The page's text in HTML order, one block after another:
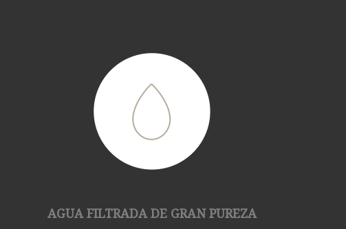
AGUA FILTRADA DE GRAN PUREZA